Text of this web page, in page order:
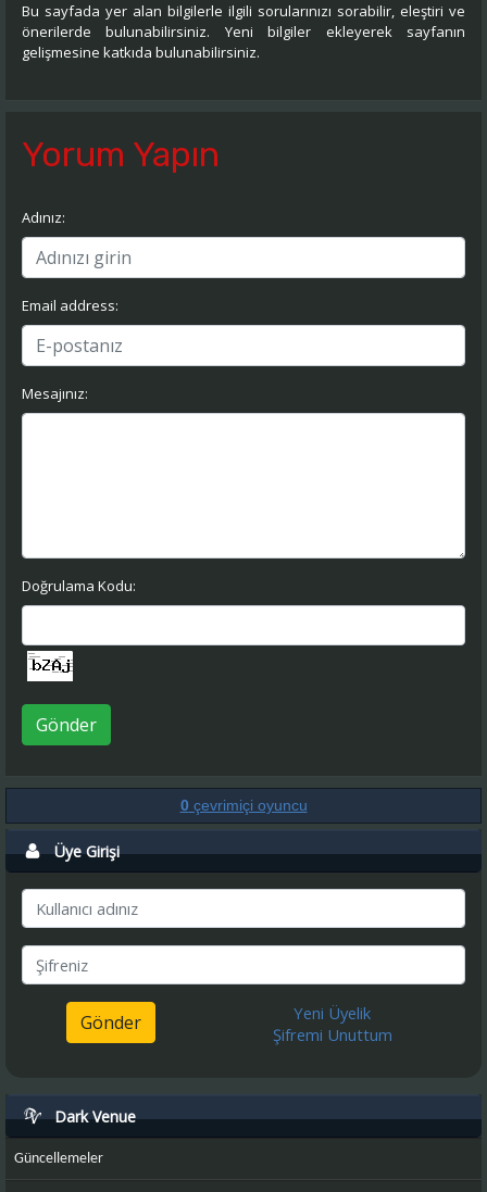
Bu sayfada yer alan bilgilerle ilgili sorularınızı sorabilir, eleştiri ve
önerilerde bulunabilirsiniz. Yeni bilgiler ekleyerek sayfanın
gelişmesine katkıda bulunabilirsiniz.
Yorum Yapın
Adınız:
Email address:
Mesajınız:
Doğrulama Kodu:
Gönder
0çevrimiçi oyuncu
Üye Girişi
Gönder
Yeni Üyelik
Şifremi Unuttum
Dark Venue
Güncellemeler